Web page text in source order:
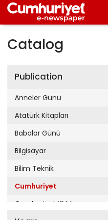
Catalog
Publication
Anneler Günü
Atatürk Kitapları
Babalar Günü
Bilgisayar
Bilim Teknik
Cumhuriyet
Cumhuriyet 19 Mayıs